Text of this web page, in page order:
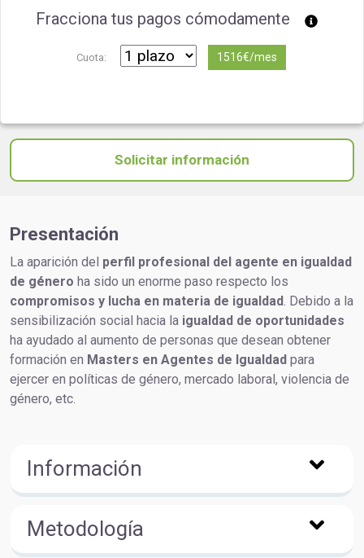
Fracciona tus pagos cómodamente
Cuota: 1516€/mes
Solicitar información
Presentación
La aparición del perfil profesional del agente en igualdad
de género ha sido un enorme paso respecto los
compromisos y lucha en materia de igualdad. Debido a la
sensibilización social hacia la igualdad de oportunidades
ha ayudado al aumento de personas que desean obtener
formación en Masters en Agentes de Igualdad para
ejercer en políticas de género, mercado laboral, violencia de
género, etc.
Información
Metodología